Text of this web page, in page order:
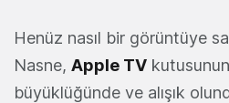
Henüz nasıl bir görüntüye
Nasne, Apple TV
büyüklüğünde ve alışık